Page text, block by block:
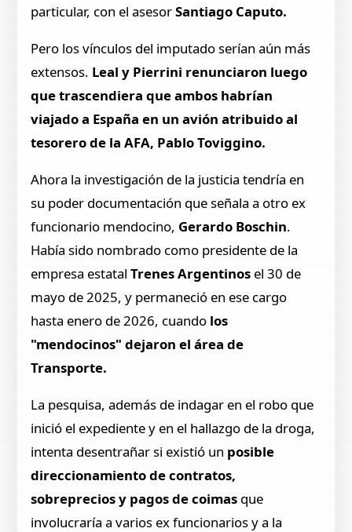
particular, con el asesorSantiago Caputo.
Pero los vínculos del imputado serían aún más
extensos. Leal y Pierrini renunciaron luego
que trascendiera que ambos habrían
viajado a España en un avión atribuido al
tesorero de la AFA, Pablo Toviggino.
Ahora la investigación de la justicia tendría en
su poder documentación que señala a otro ex
funcionario mendocino, Gerardo Boschin.
Había sido nombrado como presidente de la
empresa estatalTrenes Argentinos el 30 de
mayo de 2025, y permaneció en ese cargo
hasta enero de 2026, cuando los
"mendocinos" dejaron el área de
Transporte.
La pesquisa, además de indagar en el robo que
inició el expediente y en el hallazgo de la droga,
intenta desentrañar si existió un posible
direccionamiento de contratos,
sobreprecios y pagos de coimas que
involucraría a varios ex funcionarios y a la